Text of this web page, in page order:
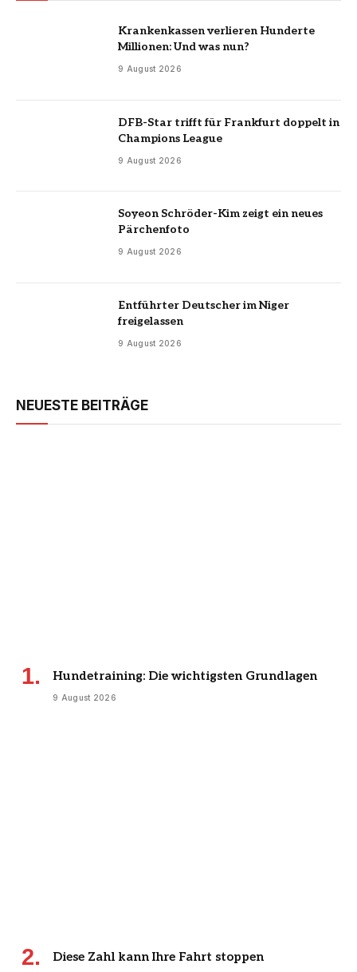
Krankenkassen verlieren Hunderte
Millionen: Und was nun?
9 August 2026
DFB-Star trifft für Frankfurt doppelt in
Champions League
9 August 2026
Soyeon Schröder-Kim zeigt ein neues
Pärchenfoto
9 August 2026
Entführter Deutscher im Niger
freigelassen
9 August 2026
NEUESTE BEITRÄGE
Hundetraining: Die wichtigsten Grundlagen
9 August 2026
Diese Zahl kann Ihre Fahrt stoppen